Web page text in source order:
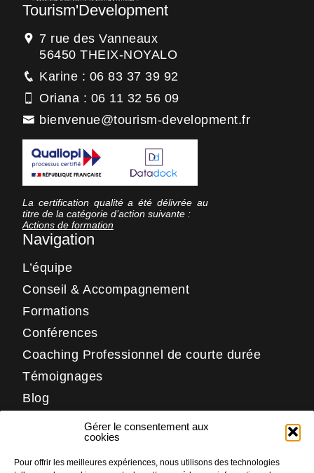
Gérer le consentement aux
cookies
Pour offrir les meilleures expériences, nous utilisons des technologies
Tourism'Development
7 rue des Vanneaux
56450 THEIX-NOYALO
Karine : 06 83 37 39 92
Oriana : 06 11 32 56 09
bienvenue@tourism-development.fr
La certification qualité a été délivrée au
titre de la catégorie d’action suivante :
Actions de formation
Navigation
L’équipe
Conseil & Accompagnement
Formations
Conférences
Coaching Professionnel de courte durée
Témoignages
Blog
LinkedIn